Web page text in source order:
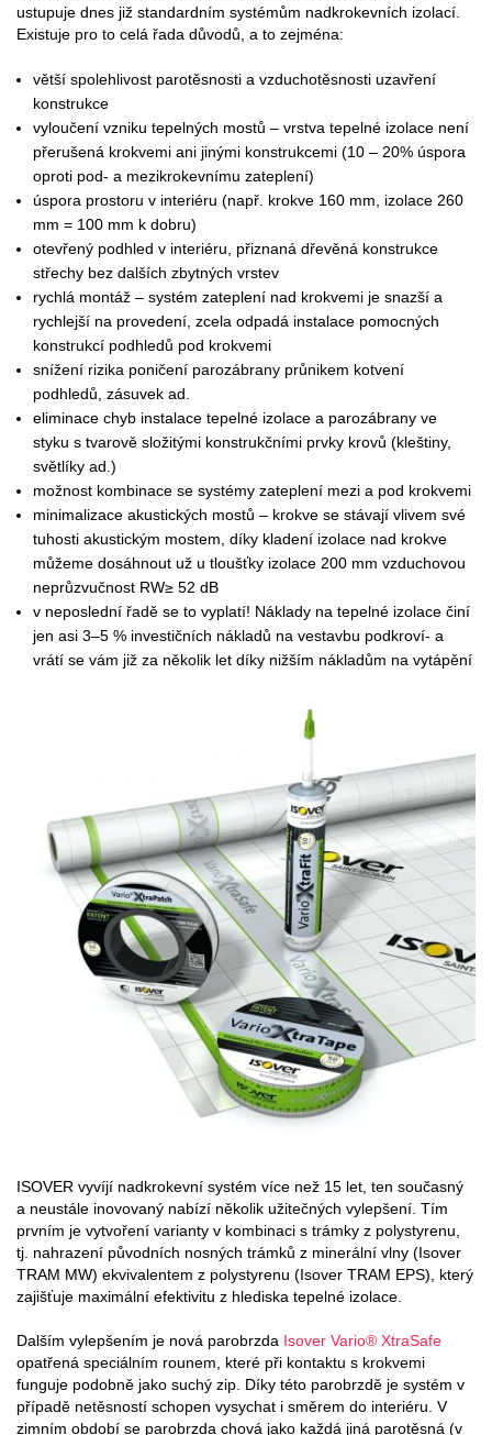
ustupuje dnes již standardním systémům nadkrokevních izolací.
Existuje pro to celá řada důvodů, a to zejména:
větší spolehlivost parotěsnosti a vzduchotěsnosti uzavření
konstrukce
vyloučení vzniku tepelných mostů – vrstva tepelné izolace není
přerušená krokvemi ani jinými konstrukcemi (10 – 20% úspora
oproti pod- a mezikrokevnímu zateplení)
úspora prostoru v interiéru (např. krokve 160 mm, izolace 260
mm = 100 mm k dobru)
otevřený podhled v interiéru, přiznaná dřevěná konstrukce
střechy bez dalších zbytných vrstev
rychlá montáž – systém zateplení nad krokvemi je snazší a
rychlejší na provedení, zcela odpadá instalace pomocných
konstrukcí podhledů pod krokvemi
snížení rizika poničení parozábrany průnikem kotvení
podhledů, zásuvek ad.
eliminace chyb instalace tepelné izolace a parozábrany ve
styku s tvarově složitými konstrukčními prvky krovů (kleštiny,
světlíky ad.)
možnost kombinace se systémy zateplení mezi a pod krokvemi
minimalizace akustických mostů – krokve se stávají vlivem své
tuhosti akustickým mostem, díky kladení izolace nad krokve
můžeme dosáhnout už u tloušťky izolace 200 mm vzduchovou
neprůzvučnost RW≥ 52 dB
v neposlední řadě se to vyplatí! Náklady na tepelné izolace činí
jen asi 3–5 % investičních nákladů na vestavbu podkroví- a
vrátí se vám již za několik let díky nižším nákladům na vytápění
ISOVER vyvíjí nadkrokevní systém více než 15 let, ten současný
a neustále inovovaný nabízí několik užitečných vylepšení. Tím
prvním je vytvoření varianty v kombinaci s trámky z polystyrenu,
tj. nahrazení původních nosných trámků z minerální vlny (Isover
TRAM MW) ekvivalentem z polystyrenu (Isover TRAM EPS), který
zajišťuje maximální efektivitu z hlediska tepelné izolace.
Dalším vylepšením je nová parobrzda Isover Vario® XtraSafe
opatřená speciálním rounem, které při kontaktu s krokvemi
funguje podobně jako suchý zip. Díky této parobrzdě je systém v
případě netěsností schopen vysychat i směrem do interiéru. V
zimním období se parobrzda chová jako každá jiná parotěsná (v